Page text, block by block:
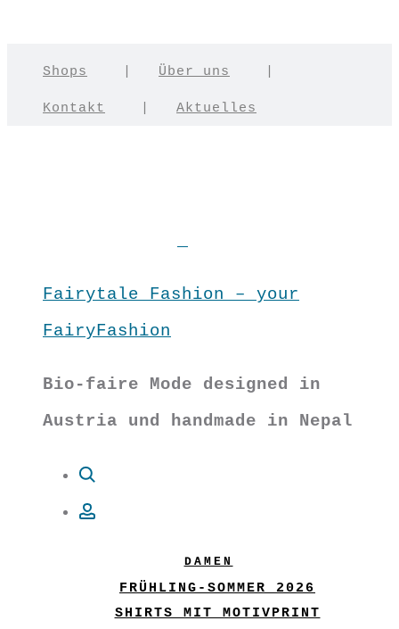
Shops Über uns
Kontakt Aktuelles
Fairytale Fashion – your
FairyFashion
Bio-faire Mode designed in
Austria und handmade in Nepal
DAMEN
FRÜHLING-SOMMER 2026
SHIRTS MIT MOTIVPRINT